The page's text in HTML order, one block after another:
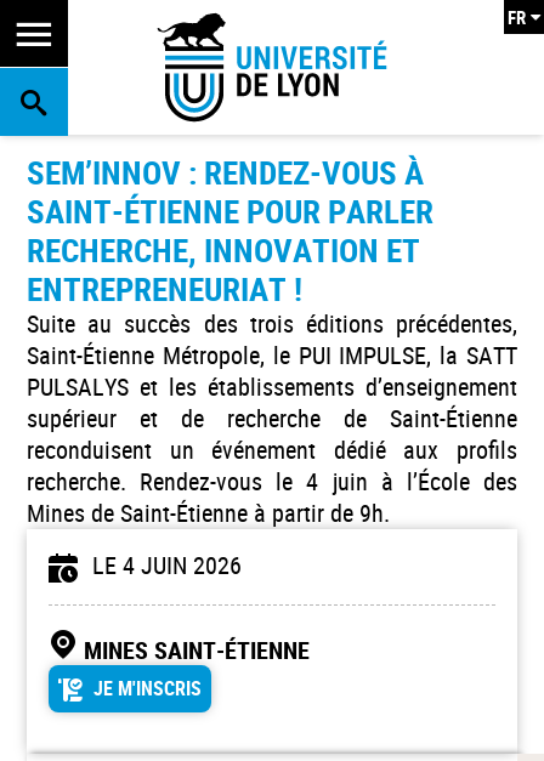
RECHERCHE
FR
SEM’INNOV : RENDEZ-VOUS À
SAINT-ÉTIENNE POUR PARLER
RECHERCHE, INNOVATION ET
ENTREPRENEURIAT !
LE 4 JUIN 2026
MINES SAINT-ÉTIENNE
JE M'INSCRIS
Suite au succès des trois éditions précédentes,
Saint-Étienne Métropole, le PUI IMPULSE, la SATT
PULSALYS et les établissements d’enseignement
supérieur et de recherche de Saint-Étienne
reconduisent un événement dédié aux profils
recherche. Rendez-vous le 4 juin à l’École des
Mines de Saint-Étienne à partir de 9h.